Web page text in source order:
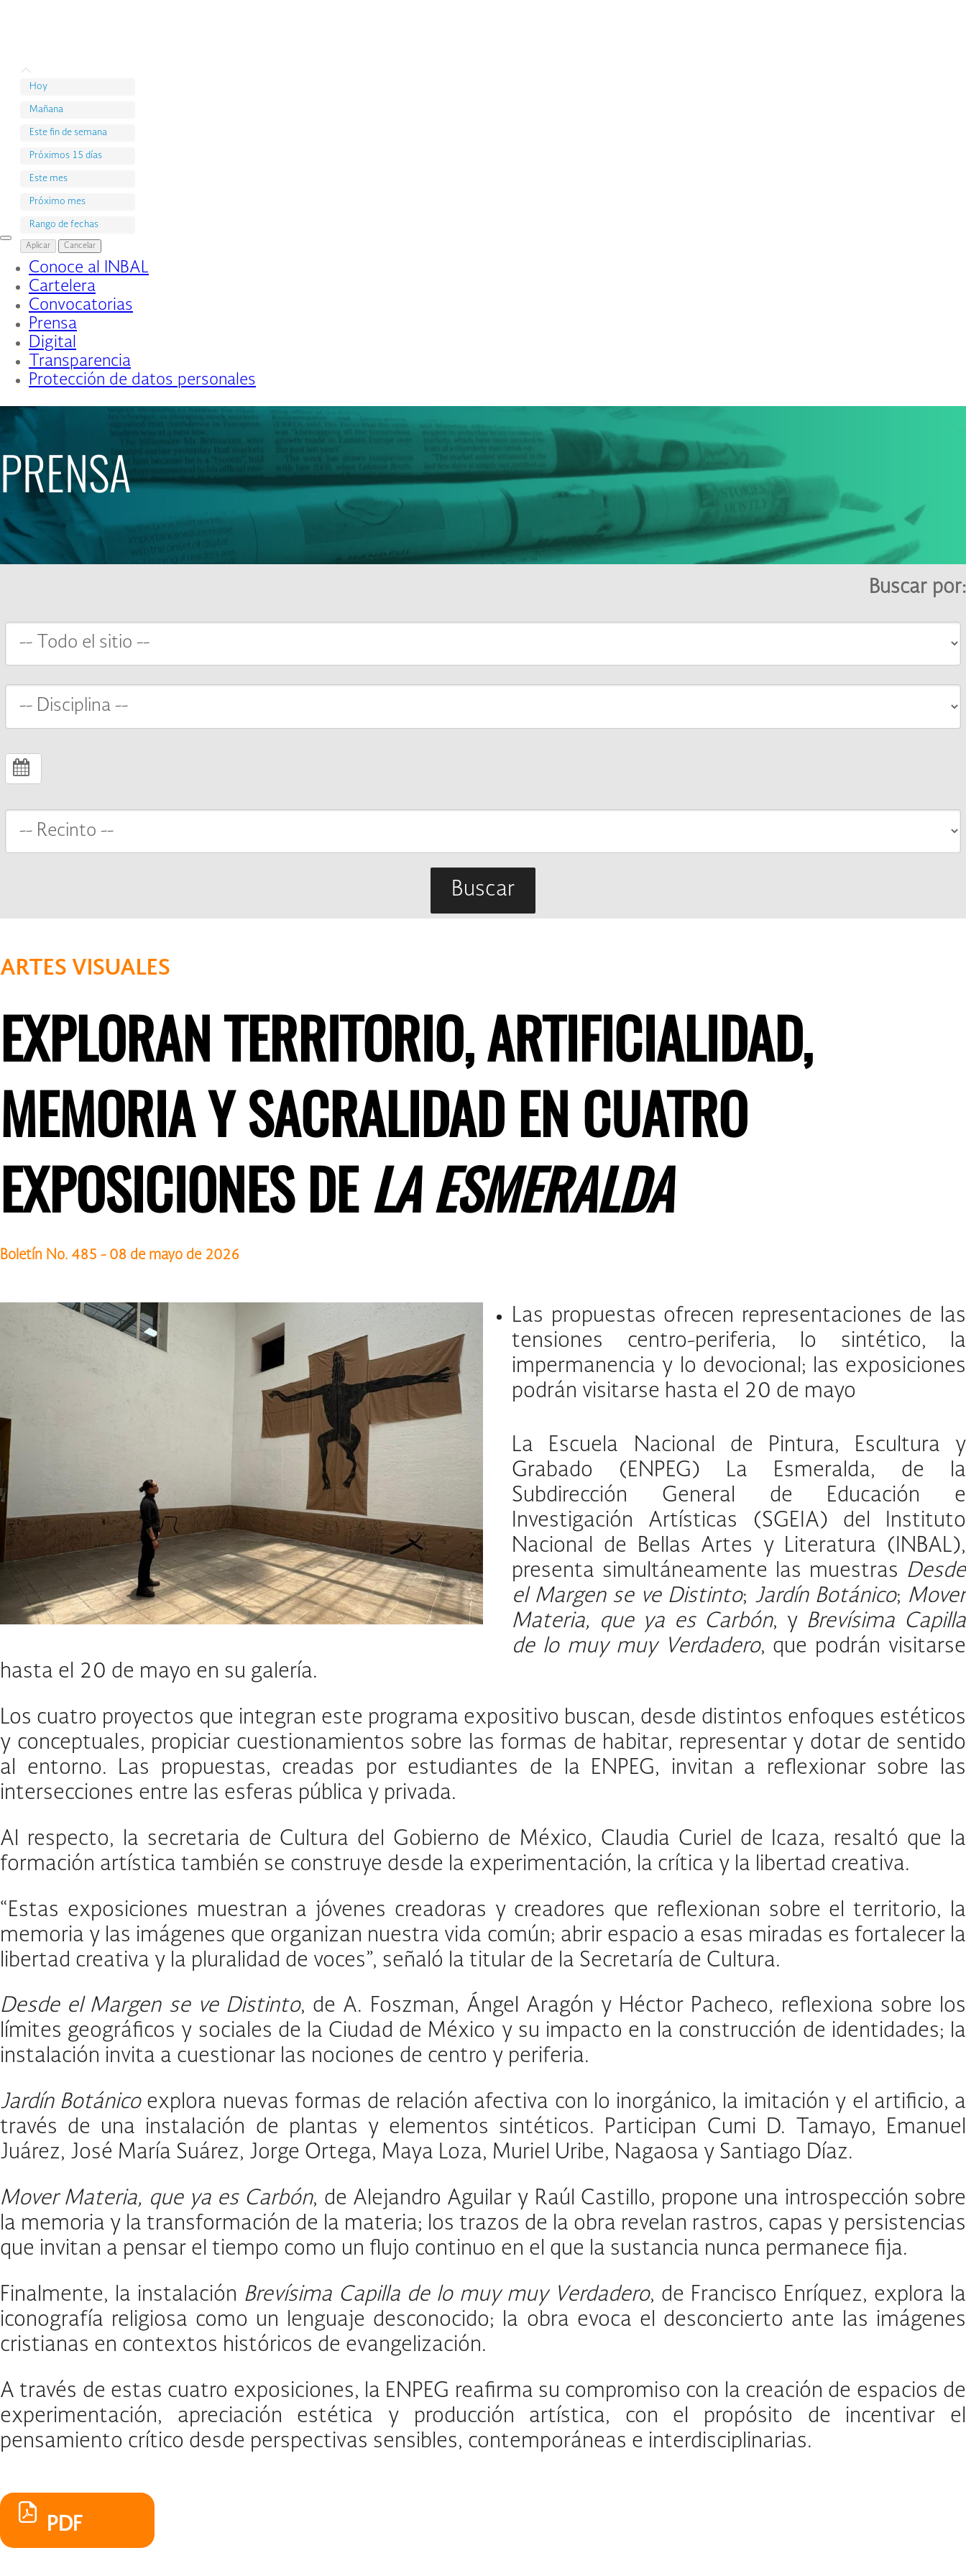
Interruptor
de
Navegación
Conoce al INBAL
Cartelera
Convocatorias
Prensa
Digital
Transparencia
Protección de datos personales
PRENSA
Buscar por:
Buscar
ARTES VISUALES
EXPLORAN TERRITORIO, ARTIFICIALIDAD,
MEMORIA Y SACRALIDAD EN CUATRO
EXPOSICIONES DELA ESMERALDA
Boletín No. 485 - 08 de mayo de 2026
Las propuestas ofrecen representaciones de las
tensiones centro-periferia, lo sintético, la
impermanencia y lo devocional; las exposiciones
podrán visitarse hasta el 20 de mayo
La Escuela Nacional de Pintura, Escultura y
Grabado (ENPEG) La Esmeralda, de la
Subdirección General de Educación e
Investigación Artísticas (SGEIA) del Instituto
Nacional de Bellas Artes y Literatura (INBAL),
presenta simultáneamente las muestras Desde
el Margen se ve Distinto; Jardín Botánico; Mover
Materia, que ya es Carbón, y Brevísima Capilla
de lo muy muy Verdadero, que podrán visitarse
hasta el 20 de mayo en su galería.
Los cuatro proyectos que integran este programa expositivo buscan, desde distintos enfoques estéticos
y conceptuales, propiciar cuestionamientos sobre las formas de habitar, representar y dotar de sentido
al entorno. Las propuestas, creadas por estudiantes de la ENPEG, invitan a reflexionar sobre las
intersecciones entre las esferas pública y privada.
Al respecto, la secretaria de Cultura del Gobierno de México, Claudia Curiel de Icaza, resaltó que la
formación artística también se construye desde la experimentación, la crítica y la libertad creativa.
“Estas exposiciones muestran a jóvenes creadoras y creadores que reflexionan sobre el territorio, la
memoria y las imágenes que organizan nuestra vida común; abrir espacio a esas miradas es fortalecer la
libertad creativa y la pluralidad de voces”, señaló la titular de la Secretaría de Cultura.
Desde el Margen se ve Distinto, de A. Foszman, Ángel Aragón y Héctor Pacheco, reflexiona sobre los
límites geográficos y sociales de la Ciudad de México y su impacto en la construcción de identidades; la
instalación invita a cuestionar las nociones de centro y periferia.
Jardín Botánicoexplora nuevas formas de relación afectiva con lo inorgánico, la imitación y el artificio, a
través de una instalación de plantas y elementos sintéticos. Participan Cumi D. Tamayo, Emanuel
Juárez, José María Suárez, Jorge Ortega, Maya Loza, Muriel Uribe, Nagaosa y Santiago Díaz.
Mover Materia, que ya es Carbón, de Alejandro Aguilar y Raúl Castillo, propone una introspección sobre
la memoria y la transformación de la materia; los trazos de la obra revelan rastros, capas y persistencias
que invitan a pensar el tiempo como un flujo continuo en el que la sustancia nunca permanece fija.
Finalmente, la instalación Brevísima Capilla de lo muy muy Verdadero, de Francisco Enríquez, explora la
iconografía religiosa como un lenguaje desconocido; la obra evoca el desconcierto ante las imágenes
cristianas en contextos históricos de evangelización.
A través de estas cuatro exposiciones, la ENPEG reafirma su compromiso con la creación de espacios de
experimentación, apreciación estética y producción artística, con el propósito de incentivar el
pensamiento crítico desde perspectivas sensibles, contemporáneas e interdisciplinarias.
PDF
Hoy
Mañana
Este fin de semana
Próximos 15 días
Este mes
Próximo mes
Rango de fechas
Aplicar Cancelar